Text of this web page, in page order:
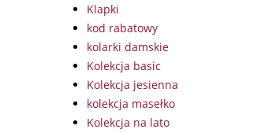
Klapki
kod rabatowy
kolarki damskie
Kolekcja basic
Kolekcja jesienna
kolekcja masełko
Kolekcja na lato